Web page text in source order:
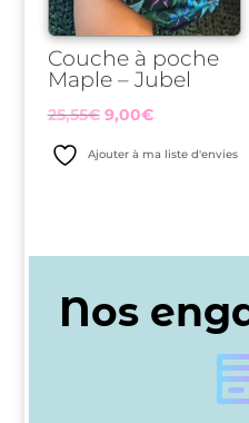
Couche à poche
Maple – Jubel
25,55€ Le
9,00€Le
Ajouter à ma liste d'envies
Nos